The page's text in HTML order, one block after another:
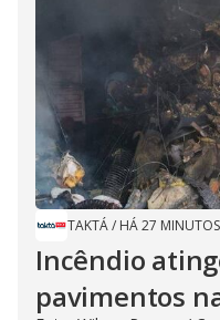
TAKTÁ/ HÁ 27 MINUTOS
Incêndio
pavimentos